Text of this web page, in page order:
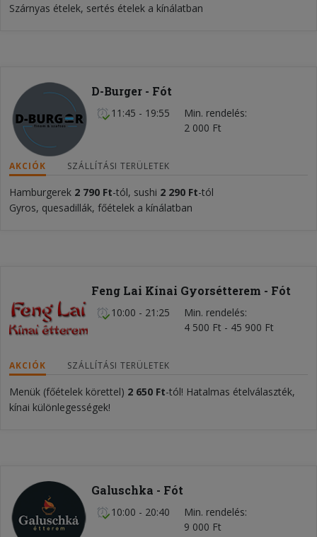
Szárnyas ételek, sertés ételek a kínálatban
D-Burger - Fót
11:45 - 19:55
Min. rendelés
2 000 Ft
AKCIÓK SZÁLLÍTÁSI TERÜLETEK
Hamburgerek 2 790 Ft-tól, sushi 2 290 Ft-tól
Gyros, quesadillák, főételek a kínálatban
Feng Lai Kínai Gyorsétterem - Fót
10:00 - 21:25
Min. rendelés
4 500 Ft - 45 900 Ft
AKCIÓK SZÁLLÍTÁSI TERÜLETEK
Menük (főételek körettel) 2 650 Ft-tól! Hatalmas ételválaszték,
kínai különlegességek!
Galuschka - Fót
10:00 - 20:40
Min. rendelés
9 000 Ft